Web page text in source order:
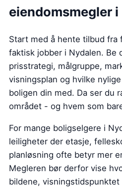
eiendomsmegler i
Start med å hente tilbud fra
faktisk jobber i Nydalen. Be
prisstrategi, målgruppe,
visningsplan og hvilke
boligen din med. Da ser du
området - og hvem som
For mange boligselgere i
leiligheter der etasje,
planløsning ofte betyr mer
Megleren bør derfor vise
bildene,